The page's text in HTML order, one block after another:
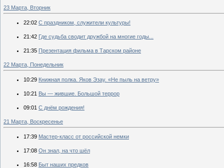
23 Марта, Вторник
22:02 С праздником, служители культуры!
21:42 Где судьба сводит дружбой на многие годы...
21:35 Презентация фильма в Тарском районе
22 Марта, Понедельник
10:29 Книжная полка. Яков Эзау. «Не пыль на ветру»
10:21 Вы — жившие. Большой террор
09:01 С днём рождения!
21 Марта, Воскресенье
17:39 Мастер-класс от российской немки
17:08 Он знал, на что шёл
16:58 Быт наших предков